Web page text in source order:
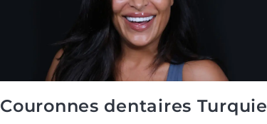
Couronnes dentaires Turquie